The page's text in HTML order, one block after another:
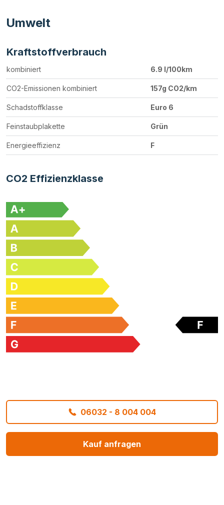
Umwelt
Kraftstoffverbrauch
kombiniert 6.9 l/100km
CO2-Emissionen kombiniert 157g CO2/km
Schadstoffklasse Euro 6
Feinstaubplakette Grün
Energieeffizienz F
CO2 Effizienzklasse
06032 - 8 004 004
Kauf anfragen